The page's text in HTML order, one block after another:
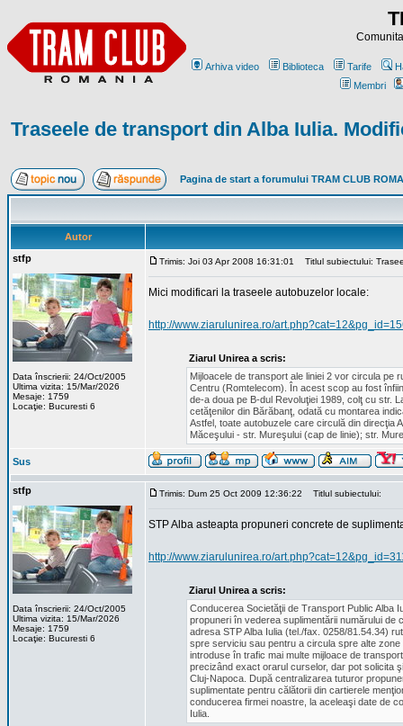
Arhiva video Biblioteca Tarife
Membri
Traseele de transport din Alba Iulia.
Pagina de start a forumului TRAM CLUB
Autor
stfp
Data înscrierii: 24/Oct/2005
Ultima vizita: 15/Mar/2026
Mesaje: 1759
Locaţie: Bucuresti 6
Trimis: Joi 03 Apr 2008 16:31:01 Titlul subiectului:
Mici modificari la traseele autobuzelor locale:
http://www.ziarulunirea.ro/
Ziarul Unirea a scris:
Mijloacele de transport ale liniei 2 vor circula pe
Centru (Romtelecom). În acest scop au fost
de-a doua pe B-dul Revoluţiei 1989, colţ cu str.
cetăţenilor din Bărăbanţ, odată cu montarea
Astfel, toate autobuzele care circulă din direcţia
Măceşului - str. Mureşului (cap de linie); str.
Sus
stfp
Data înscrierii: 24/Oct/2005
Ultima vizita: 15/Mar/2026
Mesaje: 1759
Locaţie: Bucuresti 6
Trimis: Dum 25 Oct 2009 12:36:22 Titlul subiectului:
STP Alba asteapta propuneri concrete de
http://www.ziarulunirea.ro/
Ziarul Unirea a scris:
Conducerea Societăţii de Transport Public Alba
propuneri în vederea suplimentării numărului
adresa STP Alba Iulia (tel./fax. 0258/81.54.34)
spre serviciu sau pentru a circula spre alte zone
introduse în trafic mai multe mijloace de
precizând exact orarul curselor, dar pot solicita
Cluj-Napoca. După centralizarea tuturor
suplimentate pentru călătorii din cartierele
conducerea firmei noastre, la aceleaşi date de
Iulia.